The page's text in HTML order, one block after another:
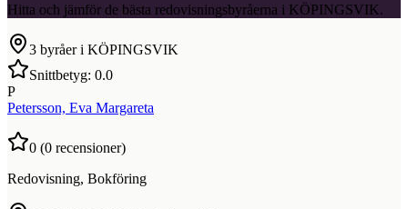
Hitta och jämför de bästa redovisningsbyråerna i KÖPINGSVIK.
3 byråer i KÖPINGSVIK
Snittbetyg: 0.0
P
Petersson, Eva Margareta
0 (0 recensioner)
Redovisning, Bokföring